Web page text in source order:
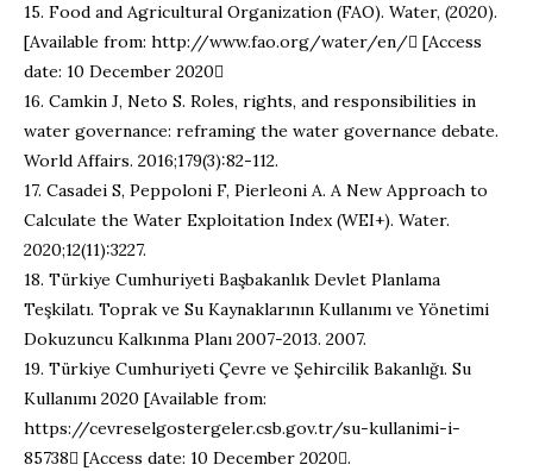
15. Food and Agricultural Organization (FAO). Water, (2020).
[Available from: http://www.fao.org/water/en/ [Access
date: 10 December 2020
16. Camkin J, Neto S. Roles, rights, and responsibilities in
water governance: reframing the water governance debate.
World Affairs. 2016;179(3):82-112.
17. Casadei S, Peppoloni F, Pierleoni A. A New Approach to
Calculate the Water Exploitation Index (WEI+). Water.
2020;12(11):3227.
18. Türkiye Cumhuriyeti Başbakanlık Devlet Planlama
Teşkilatı. Toprak ve Su Kaynaklarının Kullanımı ve Yönetimi
Dokuzuncu Kalkınma Planı 2007-2013. 2007.
19. Türkiye Cumhuriyeti Çevre ve Şehircilik Bakanlığı. Su
Kullanımı 2020 [Available from:
https://cevreselgostergeler.csb.gov.tr/su-kullanimi-i-
85738 [Access date: 10 December 2020.